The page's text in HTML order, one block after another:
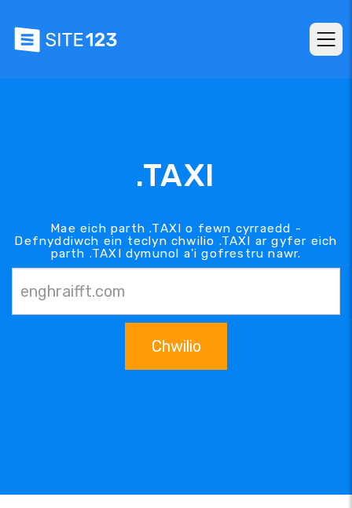
.TAXI
Mae eich parth .TAXI o fewn cyrraedd -
Defnyddiwch ein teclyn chwilio .TAXI ar gyfer eich
parth .TAXI dymunol a'i gofrestru nawr.
Chwilio